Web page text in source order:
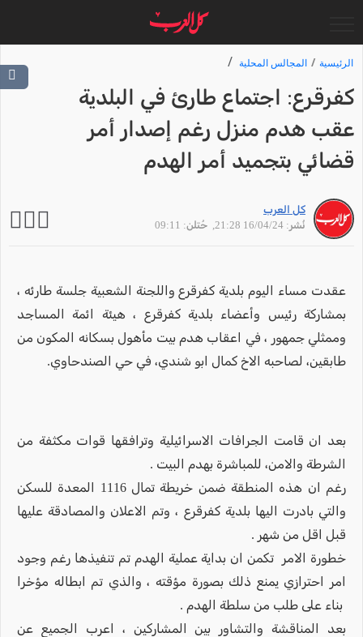
الرئيسية المجالس المحلية
كفرقرع: اجتماع طارئ في البلدية
عقب هدم منزل رغم إصدار أمر
قضائي بتجميد أمر الهدم
كل العرب
نُشر: 16/04/24 21:28
, حُتلن: 09:11
عقدت مساء اليوم بلدية كفرقرع واللجنة الشعبية جلسة طارئه ،
بمشاركة رئيس وأعضاء بلدية كفرقرع ، هيئة ائمة المساجد
وممثلي جمهور ، في اعقاب هدم بيت مأهول بسكانه المكون من
طابقين، لصاحبه الاخ كمال ابو شندي، في حي الصندحاوي.
بعد ان قامت الجرافات الاسرائيلية وترافقها قوات مكثفة من
الشرطة والامن، للمباشرة بهدم البيت .
رغم ان هذه المنطقة ضمن خريطة تمال 1116 المعدة للسكن
والتي بادرت اليها بلدية كفرقرع ، وتم الاعلان والمصادقة عليها
قبل اقل من شهر .
خطورة الامر تكمن ان بداية عملية الهدم تم تنفيذها رغم وجود
امر احترازي يمنع ذلك بصورة مؤقته ، والذي تم ابطاله مؤخرا
بناء على طلب من سلطة الهدم .
بعد المناقشة والتشاور بين المشاركين ، اعرب الجميع عن